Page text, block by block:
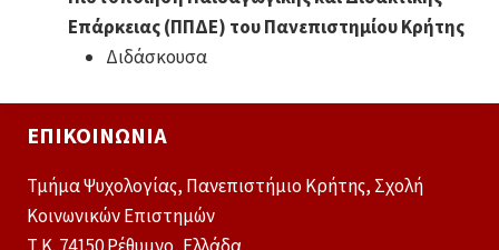
Επάρκειας (ΠΠΔΕ) του Πανεπιστημίου Κρήτης
Διδάσκουσα
ΕΠΙΚΟΙΝΩΝΊΑ
Τμήμα Ψυχολογίας, Πανεπιστήμιο Κρήτης, Σχολή
Κοινωνικών Επιστημών